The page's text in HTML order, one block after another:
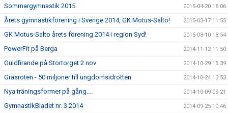
Sommargymnastik 2015 2015-04-20 16:06
Årets gymnastikförening i Sverige 2014, GK Motus-Salto! 2015-03-17 11:55
GK Motus-Salto årets förening 2014 i region Syd! 2015-03-10 18:54
PowerFit på Berga 2014-11-12 11:50
Guldfirande på Stortorget 2 nov 2014-10-29 15:39
Gräsroten - 50 miljoner till ungdomsidrotten 2014-10-24 13:53
Nya träningsformer på gång.... 2014-10-09 09:21
GymnastikBladet nr. 3 2014 2014-09-25 10:46